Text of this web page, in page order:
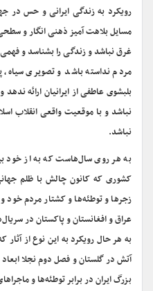
رویکرد به زندگی ایرانی و حس در
مسایل بلاهت آمیز ذهنی انگار و
غرق نباشد و زندگی را بشناسد و
مردم نداسته باشد و تصویری
بلبشوی عاطفی از ایرانیان ارائه
نباشد و با موقعیت واقعی انقلاب
نباشد.
به هر روی سال‌هاست که به از خود
کشوری که کانون چالش با ظلم
زجرها و توطئه‌ها و کشتار مردم خود
عراق و افغانستان و پاکستان در
به هر حال رویکرد به این نوع از آثار
آتش در گلستان و فصل دوم نجلا
بزرگ ایران در برابر توطئه‌ها و